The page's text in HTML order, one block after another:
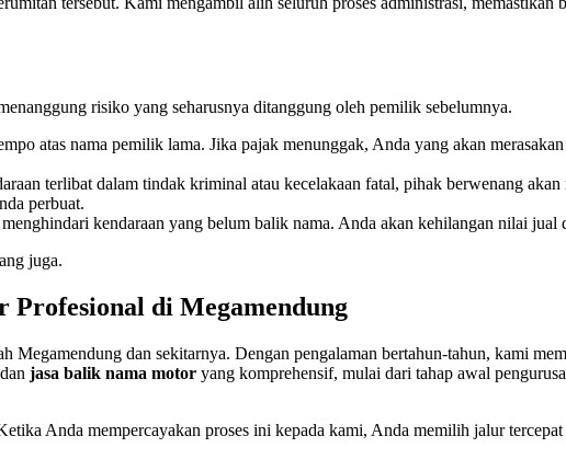
risiko yang seharusnya ditanggung oleh pemilik sebelumnya.
atas nama pemilik lama. Jika pajak menunggak, Anda yang akan
terlibat dalam tindak kriminal atau kecelakaan fatal, pihak berwenang
perbuat.
kendaraan yang belum balik nama. Anda akan kehilangan nilai jual
juga.
Profesional di Megamendung
Megamendung dan sekitarnya. Dengan pengalaman bertahun-tahun, kami
dan jasa balik nama motor yang komprehensif, mulai dari tahap awal
Anda mempercayakan proses ini kepada kami, Anda memilih jalur